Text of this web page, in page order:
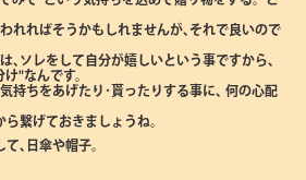
れればそうかもしれませんが､それで良いので
､ソレをして自分が嬉しいという事ですから､
"なんです。
持ちをあげたり･貰ったりする事に､ 何の心配
繋げておきましょうね。
て､日傘や帽子。